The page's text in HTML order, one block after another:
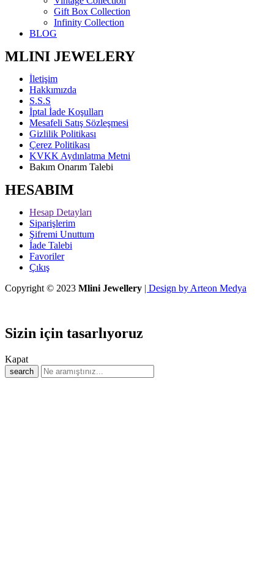
Gift Box Collection
Infinity Collection
BLOG
MLINI JEWELERY
İletişim
Hakkımızda
S.S.S
İptal İade Koşulları
Mesafeli Satış Sözleşmesi
Gizlilik Politikası
Çerez Politikası
KVKK Aydınlatma Metni
Bakım Onarım Talebi
HESABIM
Hesap Detayları
Siparişlerim
Şifremi Unuttum
İade Talebi
Favoriler
Çıkış
Copyright © 2023 Mlini Jewellery | Design by Arteon Medya
Sizin için tasarlıyoruz
Kapat
search